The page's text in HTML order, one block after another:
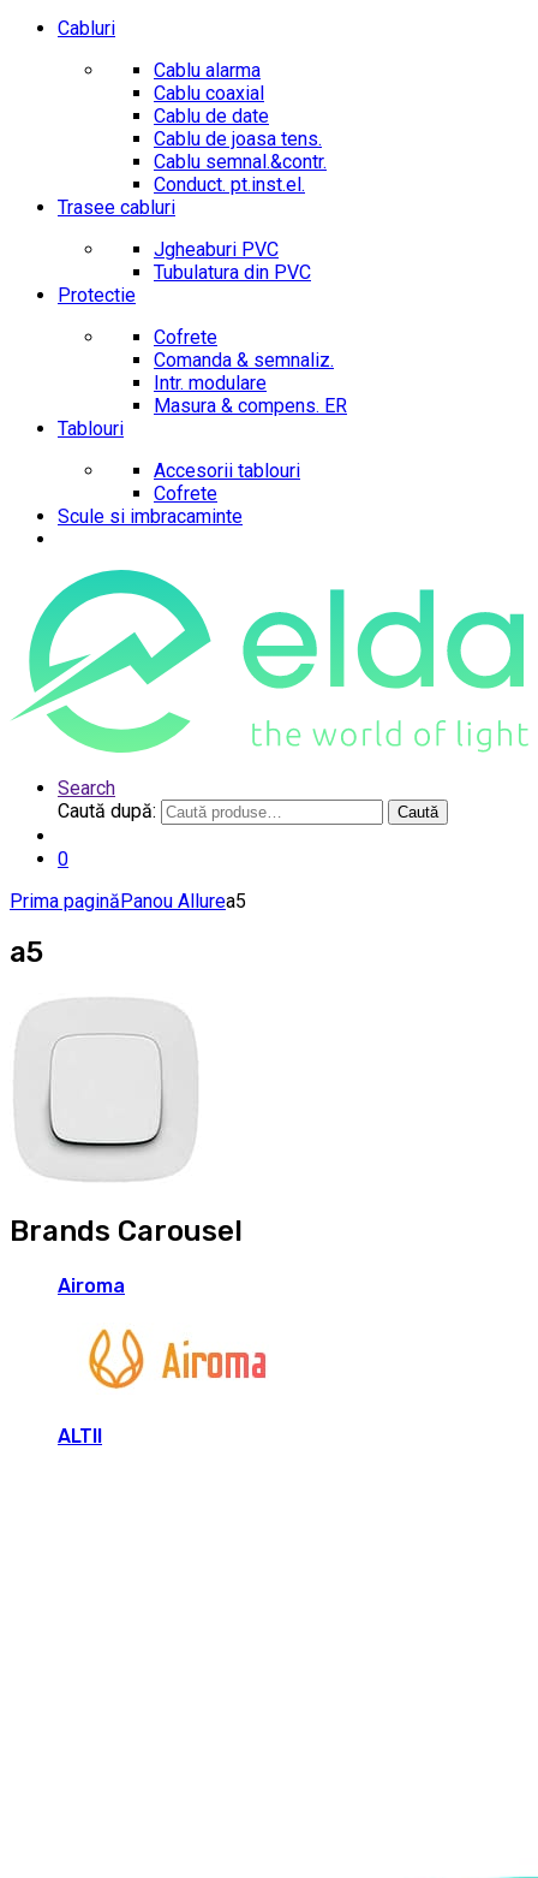
Cabluri
Cablu alarma
Cablu coaxial
Cablu de date
Cablu de joasa tens.
Cablu semnal.&contr.
Conduct. pt.inst.el.
Trasee cabluri
Jgheaburi PVC
Tubulatura din PVC
Protectie
Cofrete
Comanda & semnaliz.
Intr. modulare
Masura & compens. ER
Tablouri
Accesorii tablouri
Cofrete
Scule si imbracaminte
Search
Caută după:
Caută
0
Prima paginăPanou Allurea5
a5
Brands Carousel
Airoma
ALTII